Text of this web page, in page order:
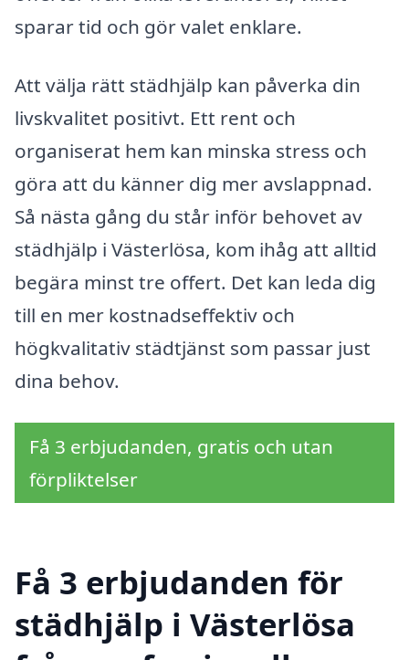
sparar tid och gör valet enklare.
Att välja rätt städhjälp kan påverka din
livskvalitet positivt. Ett rent och
organiserat hem kan minska stress och
göra att du känner dig mer avslappnad.
Så nästa gång du står inför behovet av
städhjälp i Västerlösa, kom ihåg att alltid
begära minst tre offert. Det kan leda dig
till en mer kostnadseffektiv och
högkvalitativ städtjänst som passar just
dina behov.
Få 3 erbjudanden, gratis och utan
förpliktelser
Få 3 erbjudanden för
städhjälp i Västerlösa